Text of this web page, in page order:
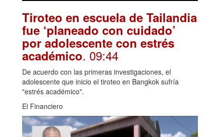
Tiroteo en escuela de Tailandia
fue ‘planeado con cuidado’
por adolescente con estrés
académico. 09:44
De acuerdo con las primeras investigaciones, el
adolescente que inicio el tiroteo en Bangkok sufría
"estrés académico".
El Financiero